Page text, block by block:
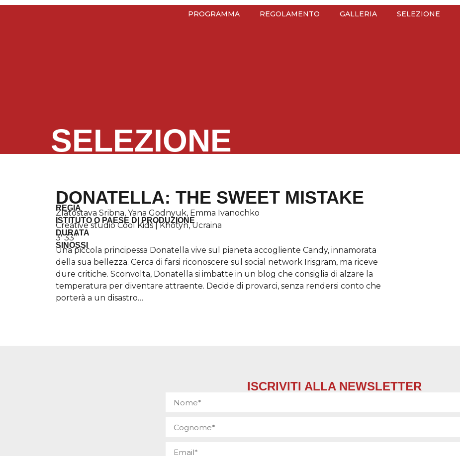
PROGRAMMA REGOLAMENTO GALLERIA SELEZIONE
SELEZIONE
DONATELLA: THE SWEET MISTAKE
REGIA
Zlatostava Sribna, Yana Godnyuk, Emma Ivanochko
ISTITUTO O PAESE DI PRODUZIONE
Creative studio Cool Kids | Khotyn, Ucraina
DURATA
3′ 33”
SINOSSI
Una piccola principessa Donatella vive sul pianeta accogliente Candy, innamorata
della sua bellezza. Cerca di farsi riconoscere sul social network Irisgram, ma riceve
dure critiche. Sconvolta, Donatella si imbatte in un blog che consiglia di alzare la
temperatura per diventare attraente. Decide di provarci, senza rendersi conto che
porterà a un disastro…
ISCRIVITI ALLA NEWSLETTER